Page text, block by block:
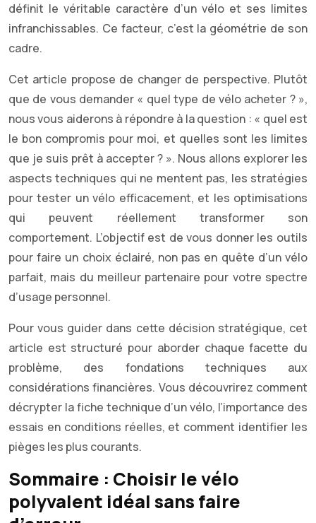
définit le véritable caractère d’un vélo et ses limites
infranchissables. Ce facteur, c’est la géométrie de son
cadre.
Cet article propose de changer de perspective. Plutôt
que de vous demander « quel type de vélo acheter ? »,
nous vous aiderons à répondre à la question : « quel est
le bon compromis pour moi, et quelles sont les limites
que je suis prêt à accepter ? ». Nous allons explorer les
aspects techniques qui ne mentent pas, les stratégies
pour tester un vélo efficacement, et les optimisations
qui peuvent réellement transformer son
comportement. L’objectif est de vous donner les outils
pour faire un choix éclairé, non pas en quête d’un vélo
parfait, mais du meilleur partenaire pour votre spectre
d’usage personnel.
Pour vous guider dans cette décision stratégique, cet
article est structuré pour aborder chaque facette du
problème, des fondations techniques aux
considérations financières. Vous découvrirez comment
décrypter la fiche technique d’un vélo, l’importance des
essais en conditions réelles, et comment identifier les
pièges les plus courants.
Sommaire : Choisir le vélo
polyvalent idéal sans faire